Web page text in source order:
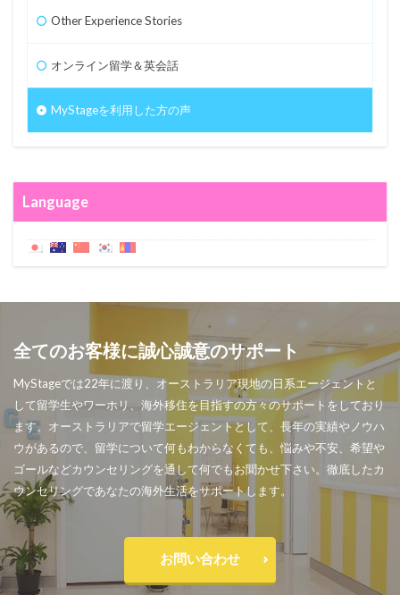
Other Experience Stories
オンライン留学＆英会話
MyStageを利用した方の声
Language
全てのお客様に誠心誠意のサポート
MyStageでは22年に渡り、オーストラリア現地の日系エージェントと
して留学生やワーホリ、海外移住を目指すの方々のサポートをしており
ます。オーストラリアで留学エージェントとして、長年の実績やノウハ
ウがあるので、留学について何もわからなくても、悩みや不安、希望や
ゴールなどカウンセリングを通して何でもお聞かせ下さい。徹底したカ
ウンセリングであなたの海外生活をサポートします。
お問い合わせ